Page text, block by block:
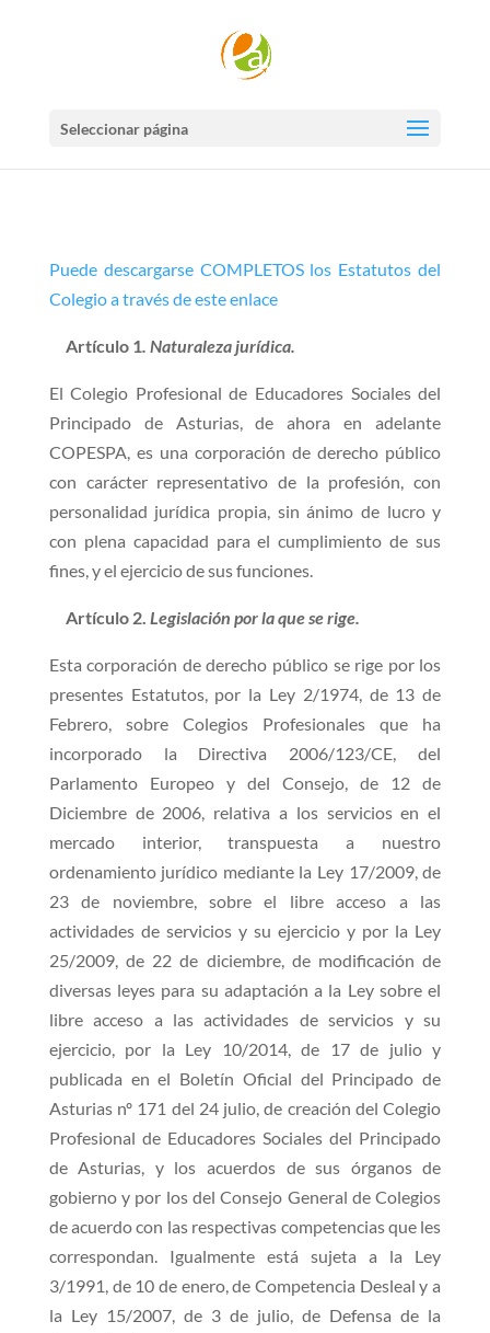
Seleccionar página
Puede descargarse COMPLETOS los Estatutos del
Colegio a través de este enlace
Artículo 1. Naturaleza jurídica.
El Colegio Profesional de Educadores Sociales del
Principado de Asturias, de ahora en adelante
COPESPA, es una corporación de derecho público
con carácter representativo de la profesión, con
personalidad jurídica propia, sin ánimo de lucro y
con plena capacidad para el cumplimiento de sus
fines, y el ejercicio de sus funciones.
Artículo 2. Legislación por la que se rige.
Esta corporación de derecho público se rige por los
presentes Estatutos, por la Ley 2/1974, de 13 de
Febrero, sobre Colegios Profesionales que ha
incorporado la Directiva 2006/123/CE, del
Parlamento Europeo y del Consejo, de 12 de
Diciembre de 2006, relativa a los servicios en el
mercado interior, transpuesta a nuestro
ordenamiento jurídico mediante la Ley 17/2009, de
23 de noviembre, sobre el libre acceso a las
actividades de servicios y su ejercicio y por la Ley
25/2009, de 22 de diciembre, de modificación de
diversas leyes para su adaptación a la Ley sobre el
libre acceso a las actividades de servicios y su
ejercicio, por la Ley 10/2014, de 17 de julio y
publicada en el Boletín Oficial del Principado de
Asturias nº 171 del 24 julio, de creación del Colegio
Profesional de Educadores Sociales del Principado
de Asturias, y los acuerdos de sus órganos de
gobierno y por los del Consejo General de Colegios
de acuerdo con las respectivas competencias que les
correspondan. Igualmente está sujeta a la Ley
3/1991, de 10 de enero, de Competencia Desleal y a
la Ley 15/2007, de 3 de julio, de Defensa de la